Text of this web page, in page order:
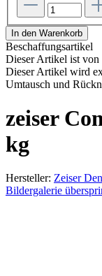
In den Warenkorb
Beschaffungsartikel
Dieser Artikel ist von
Dieser Artikel wird
Umtausch und
zeiser
kg
Hersteller: Zeiser
Bildergalerie